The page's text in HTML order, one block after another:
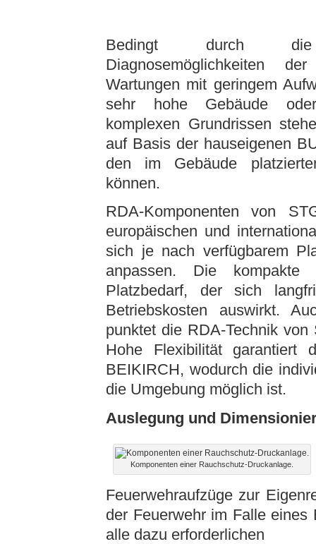
Bedingt durch die
Diagnosemöglichkeiten
Wartungen mit geringem
sehr hohe Gebäude
komplexen Grundrissen
auf Basis der hauseigenen
den im Gebäude
können.
RDA-Komponenten von
europäischen und
sich je nach verfügbarem
anpassen. Die kompakte
Platzbedarf, der sich
Betriebskosten auswirkt.
punktet die RDA-Technik
Hohe Flexibilität garantiert
BEIKIRCH, wodurch die
die Umgebung möglich ist.
Auslegung und
Komponenten einer Rauchschutz-Druckanlage.
Feuerwehraufzüge zur
der Feuerwehr im Falle eines
alle dazu erforderlichen